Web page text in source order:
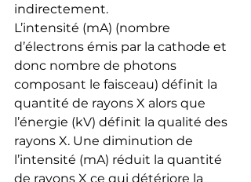
indirectement.
L’intensité (mA) (nombre
d’électrons émis par la cathode et
donc nombre de photons
composant le faisceau) définit la
quantité de rayons X alors que
l’énergie (kV) définit la qualité des
rayons X. Une diminution de
l’intensité (mA) réduit la quantité
de rayons X ce qui détériore la